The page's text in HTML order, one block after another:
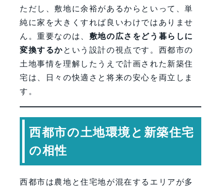
ただし、敷地に余裕があるからといって、単
純に家を大きくすれば良いわけではありませ
ん。重要なのは、 敷地の広さをどう暮らしに
変換するかという設計の視点です。西都市の
土地事情を理解したうえで計画された新築住
宅は、日々の快適さと将来の安心を両立しま
す。
西都市の土地環境と新築住宅
の相性
西都市は農地と住宅地が混在するエリアが多